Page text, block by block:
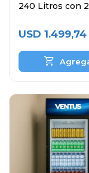
240 Litros con 2
USD 1.499,74